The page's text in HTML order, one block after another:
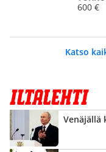
600 €
Katso
Venäjällä